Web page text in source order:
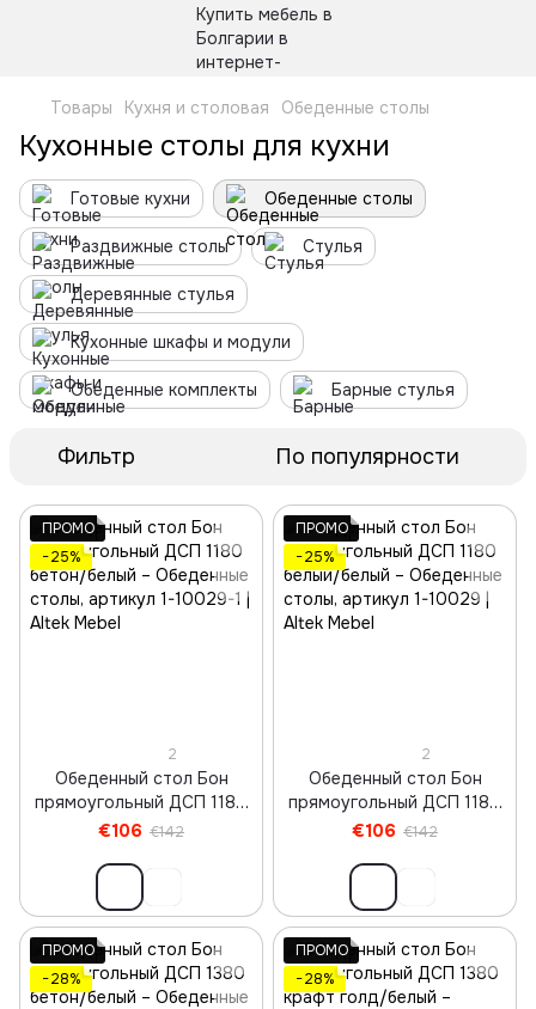
Товары Кухня и столовая Обеденные столы
Кухонные столы для кухни
Готовые кухни Обеденные столы
Раздвижные столы Стулья
Деревянные стулья
Кухонные шкафы и модули
Обеденные комплекты Барные стулья
Фильтр По популярности
ПРОМО
−25%
2
Обеденный стол Бон
прямоугольный ДСП 1180
бетон/белый
€106 €142
ПРОМО
−25%
2
Обеденный стол Бон
прямоугольный ДСП 1180
белый/белый
€106 €142
ПРОМО
−28%
ПРОМО
−28%